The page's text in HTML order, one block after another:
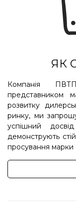
ЯК
Компанія
представником
розвитку
ринку, ми
успішний
демонструють
просування марки